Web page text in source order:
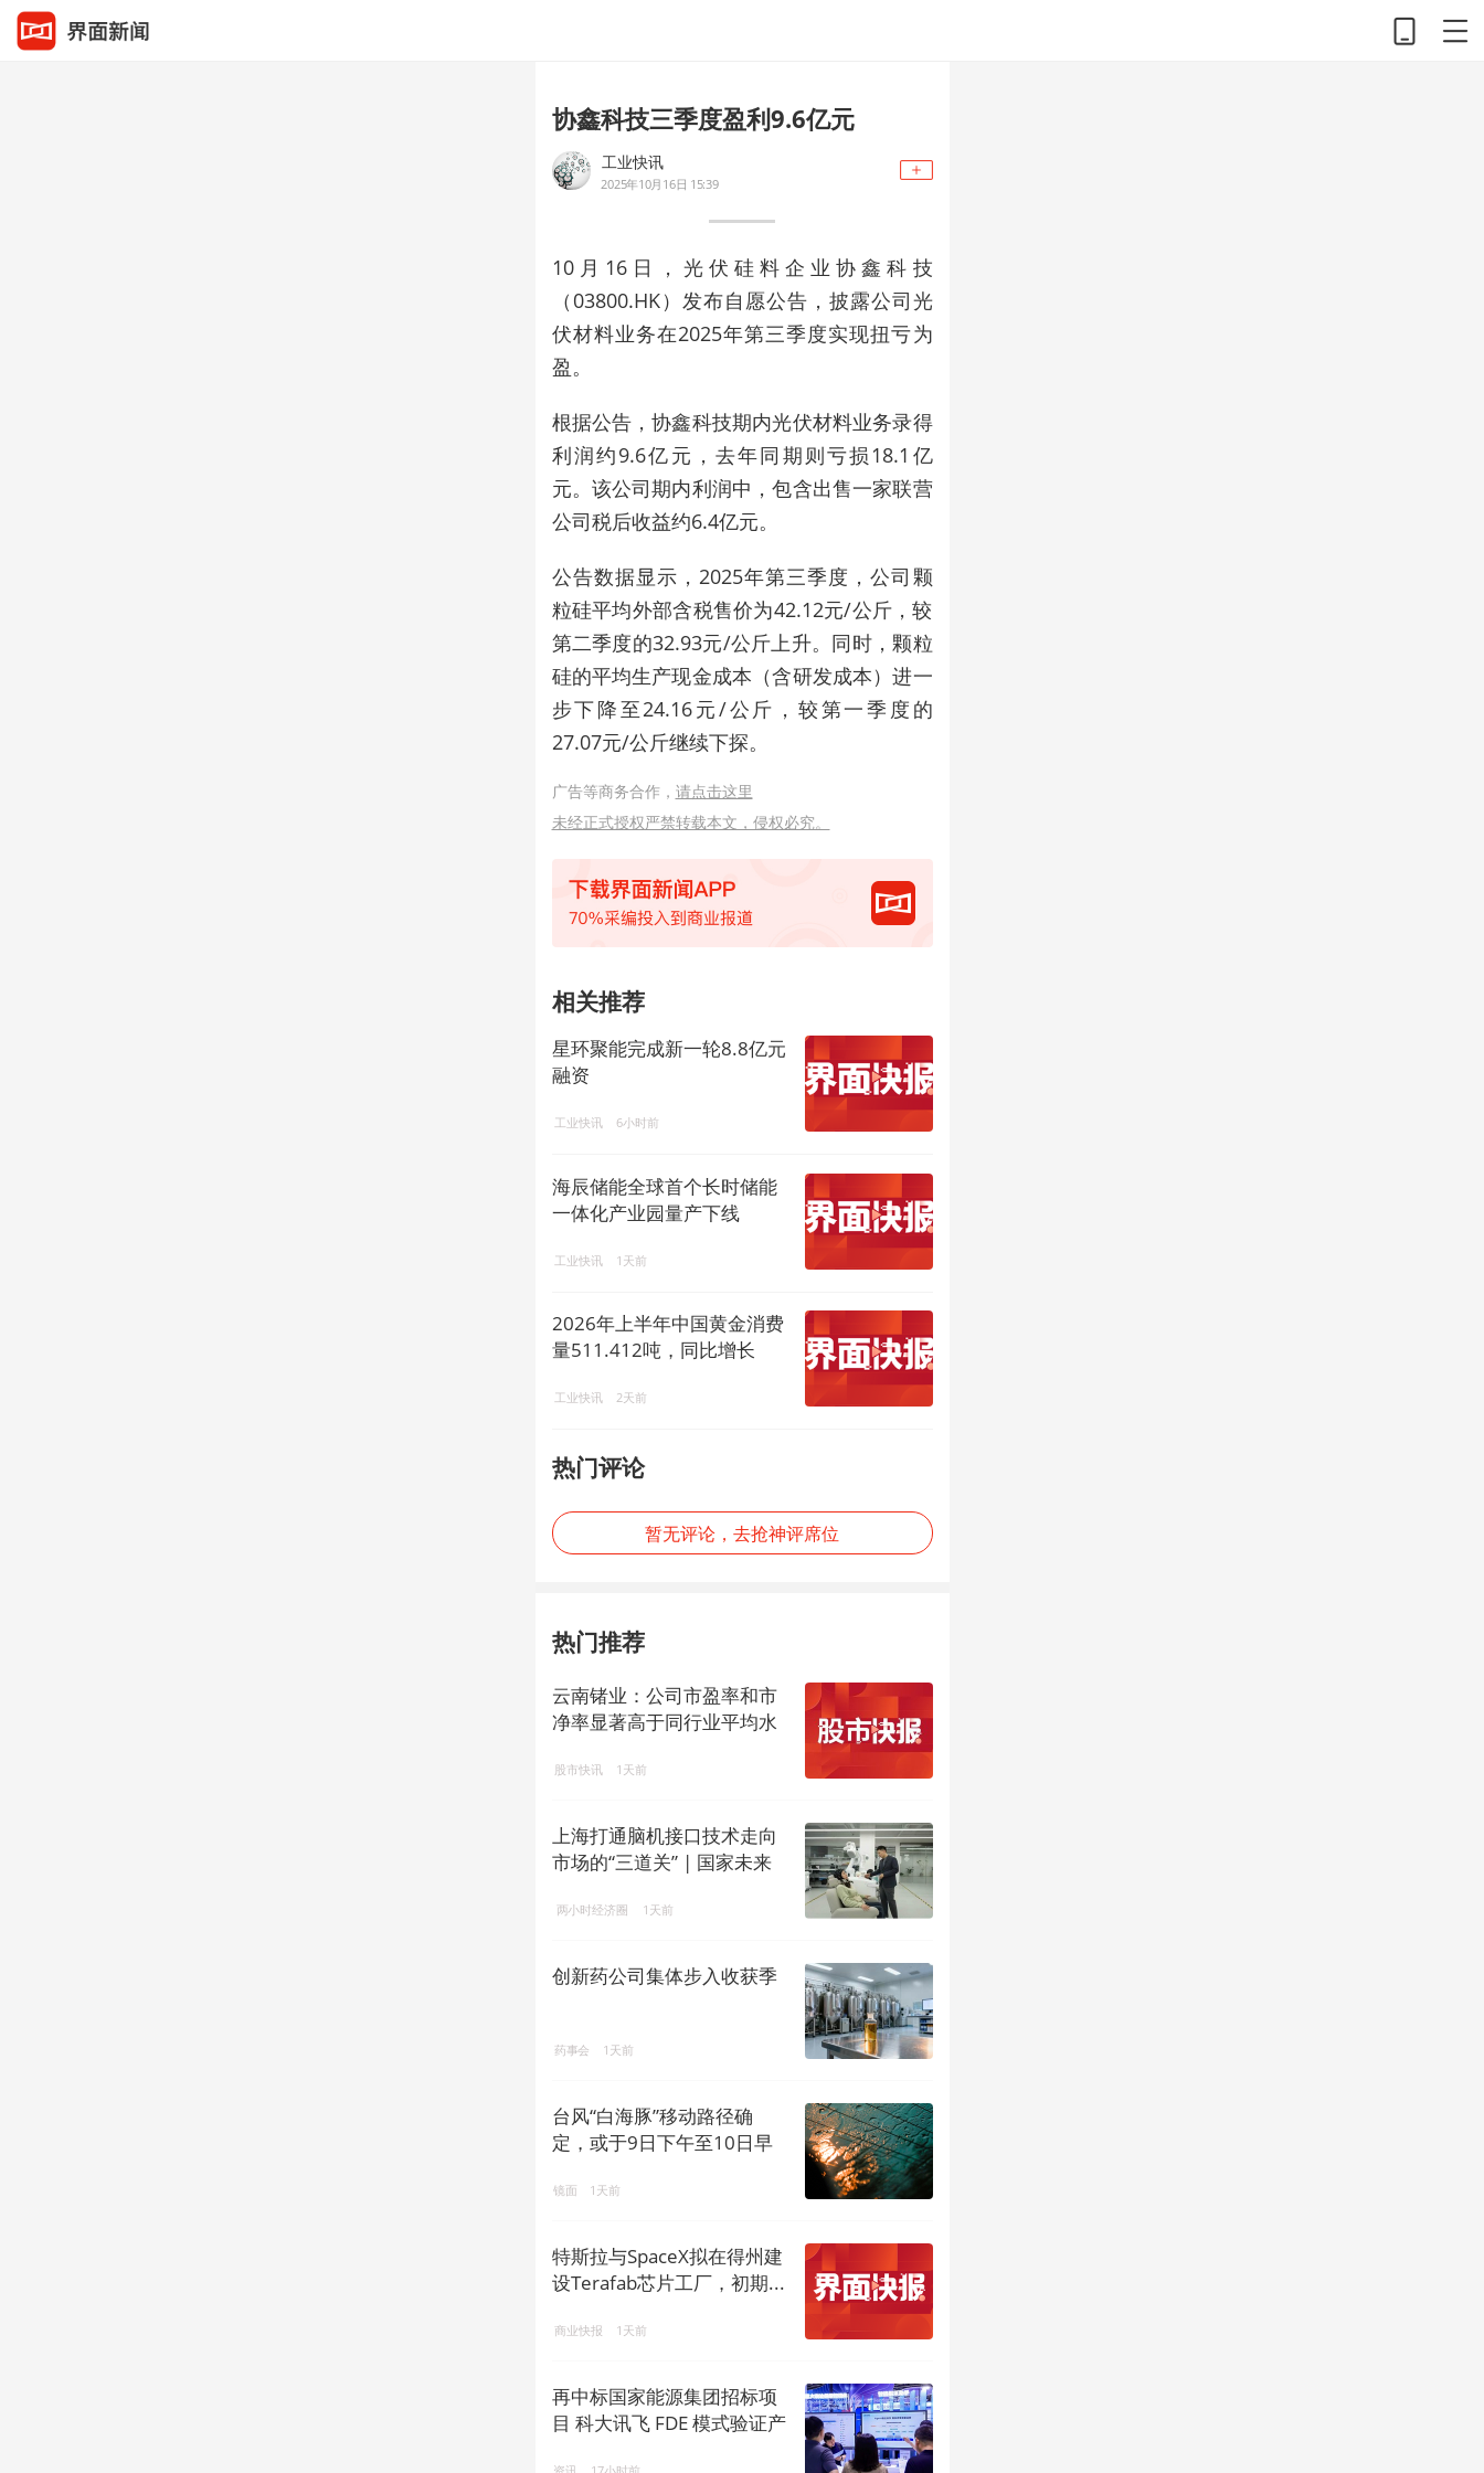
协鑫科技三季度盈利9.6亿元
工业快讯
2025年10月16日 15:39
10月16日，光伏硅料企业协鑫科技
（03800.HK）发布自愿公告，披露公司光
伏材料业务在2025年第三季度实现扭亏为
盈。
根据公告，协鑫科技期内光伏材料业务录得
利润约9.6亿元，去年同期则亏损18.1亿
元。该公司期内利润中，包含出售一家联营
公司税后收益约6.4亿元。
公告数据显示，2025年第三季度，公司颗
粒硅平均外部含税售价为42.12元/公斤，较
第二季度的32.93元/公斤上升。同时，颗粒
硅的平均生产现金成本（含研发成本）进一
步下降至24.16元/公斤，较第一季度的
27.07元/公斤继续下探。
广告等商务合作， 请点击这里
未经正式授权严禁转载本文，侵权必究。
相关推荐
星环聚能完成新一轮8.8亿元
融资
工业快讯 6小时前
海辰储能全球首个长时储能
一体化产业园量产下线
工业快讯 1天前
2026年上半年中国黄金消费
量511.412吨，同比增长
工业快讯 2天前
热门评论
暂无评论，去抢神评席位
热门推荐
云南锗业：公司市盈率和市
净率显著高于同行业平均水
股市快讯 1天前
上海打通脑机接口技术走向
市场的“三道关” | 国家未来
两小时经济圈 1天前
创新药公司集体步入收获季
药事会 1天前
台风“白海豚”移动路径确
定，或于9日下午至10日早
镜面 1天前
特斯拉与SpaceX拟在得州建
设Terafab芯片工厂，初期...
商业快报 1天前
再中标国家能源集团招标项
目 科大讯飞 FDE 模式验证产